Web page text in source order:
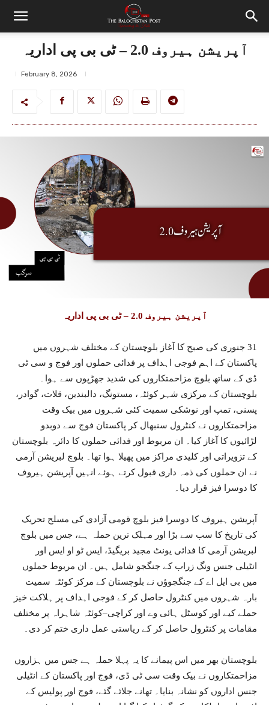
آپریشن ہیروف 2.0 – ٹی بی پی اداریہ
February 8, 2026
آپریشن ہیروف 2.0 – ٹی بی پی اداریہ
31 جنوری کی صبح کا آغاز بلوچستان کے مختلف شہروں میں
پاکستان کے اہم فوجی اہداف پر فدائی حملوں اور فوج و سی ٹی
ڈی کے ساتھ بلوچ مزاحمتکاروں کی شدید جھڑپوں سے ہوا۔
بلوچستان کے مرکزی شہر کوئٹہ، مستونگ، دالبندین، قلات، گوادر،
پسنی، تمپ اور نوشکی سمیت کئی شہروں میں بیک وقت
مزاحمتکاروں نے کنٹرول سنبھال کر پاکستان فوج سے دوبدو
لڑائیوں کا آغاز کیا۔ ان مربوط اور فدائی حملوں کا دائرہ بلوچستان
کے تزویراتی اور کلیدی مراکز میں پھیلا ہوا تھا۔ بلوچ لبریشن آرمی
نے ان حملوں کی ذمہ داری قبول کرتے ہوئے انہیں آپریشن ہیروف
کا دوسرا فیز قرار دیا۔
آپریشن ہیروف کا دوسرا فیز بلوچ قومی آزادی کی مسلح تحریک
کی تاریخ کا سب سے بڑا اور مہلک ترین حملہ ہے، جس میں بلوچ
لبریشن آرمی کا فدائی یونٹ مجید بریگیڈ، ایس ٹو او ایس اور
انٹیلی جنس ونگ زراب کے جنگجو شامل ہیں۔ ان مربوط حملوں
میں بی ایل اے کے جنگجوؤں نے بلوچستان کے مرکز کوئٹہ سمیت
بارہ شہروں میں کنٹرول حاصل کر کے فوجی اہداف پر ہلاکت خیز
حملے کیے اور کوسٹل ہائی وے اور کراچی–کوئٹہ شاہراہ پر مختلف
مقامات پر کنٹرول حاصل کر کے ریاستی عمل داری ختم کر دی۔
بلوچستان بھر میں اس پیمانے کا یہ پہلا حملہ ہے جس میں ہزاروں
مزاحمتکاروں نے بیک وقت سی ٹی ڈی، فوج اور پاکستان کے انٹیلی
جنس اداروں کو نشانہ بنایا۔ تھانے جلائے گئے، فوج اور پولیس کے